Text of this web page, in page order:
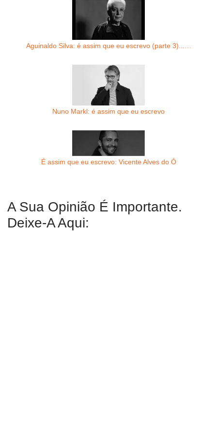
Aguinaldo Silva: é assim que eu escrevo (parte 3)...…
Nuno Markl: é assim que eu escrevo
É assim que eu escrevo: Vicente Alves do Ó
A Sua Opinião É Importante.
Deixe-A Aqui: